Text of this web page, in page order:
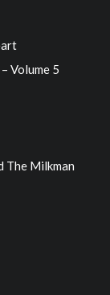
Volume 5
The Milkman